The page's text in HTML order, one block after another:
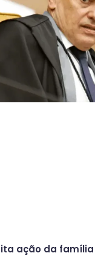
ação da família